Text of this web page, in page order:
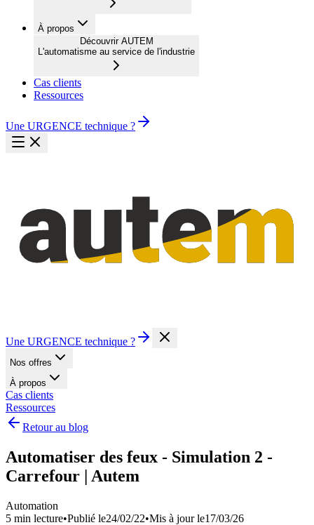
À propos
Découvrir AUTEM
L'automatisme au service de l'industrie
Cas clients
Ressources
Une URGENCE technique ?
Une URGENCE technique ?
Nos offres
À propos
Cas clients
Ressources
Retour au blog
Automatiser des feux - Simulation 2 -
Carrefour | Autem
Automation
5 min lecture•Publié le24/02/22•Mis à jour le17/03/26